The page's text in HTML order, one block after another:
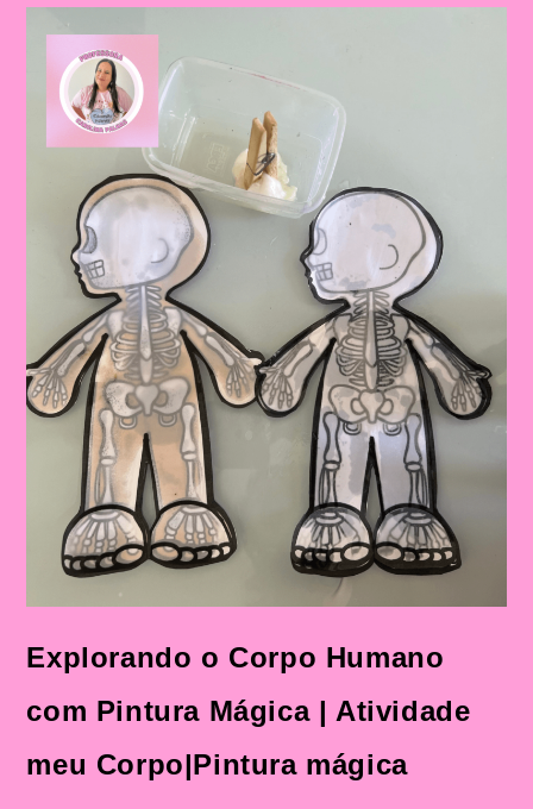
Explorando o Corpo Humano
com Pintura Mágica | Atividade
meu Corpo|Pintura mágica